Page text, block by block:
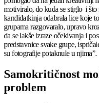
motiviralo, do kuda se stiglo i što
kandidatkinja odabrala lice koje
grupama razgovaralo, upravo
da se lakše izraze očekivanja i
predstavnice svake grupe,
su fotografije potaknule u njima”.
Samokritičnost
problem